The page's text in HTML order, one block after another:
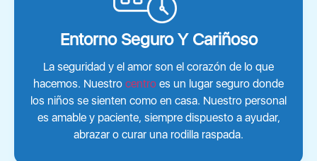
Entorno Seguro Y Cariñoso
La seguridad y el amor son el corazón de lo que
hacemos. Nuestro centro es un lugar seguro donde
los niños se sienten como en casa. Nuestro personal
es amable y paciente, siempre dispuesto a ayudar,
abrazar o curar una rodilla raspada.